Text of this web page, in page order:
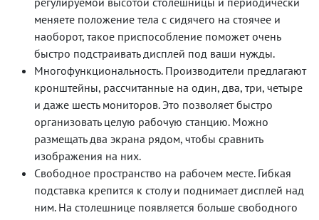
меняете положение тела с сидячего на стоячее и
наоборот, такое приспособление поможет очень
быстро подстраивать дисплей под ваши нужды.
Многофункциональность. Производители предлагают
кронштейны, рассчитанные на один, два, три, четыре
и даже шесть мониторов. Это позволяет быстро
организовать целую рабочую станцию. Можно
размещать два экрана рядом, чтобы сравнить
изображения на них.
Свободное пространство на рабочем месте. Гибкая
подставка крепится к столу и поднимает дисплей над
ним. На столешнице появляется больше свободного